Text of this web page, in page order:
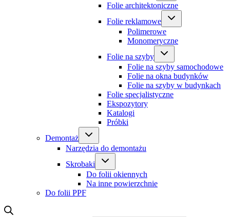
Folie architektoniczne
Folie reklamowe
Polimerowe
Monomeryczne
Folie na szyby
Folie na szyby samochodowe
Folie na okna budynków
Folie na szyby w budynkach
Folie specjalistyczne
Ekspozytory
Katalogi
Próbki
Demontaż
Narzędzia do demontażu
Skrobaki
Do folii okiennych
Na inne powierzchnie
Do folii PPF